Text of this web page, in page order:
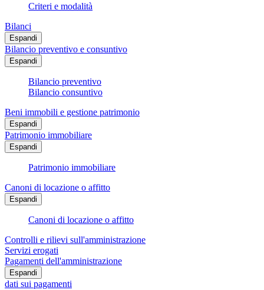
Criteri e modalità
Bilanci
Espandi
Bilancio preventivo e consuntivo
Espandi
Bilancio preventivo
Bilancio consuntivo
Beni immobili e gestione patrimonio
Espandi
Patrimonio immobiliare
Espandi
Patrimonio immobiliare
Canoni di locazione o affitto
Espandi
Canoni di locazione o affitto
Controlli e rilievi sull'amministrazione
Servizi erogati
Pagamenti dell'amministrazione
Espandi
dati sui pagamenti